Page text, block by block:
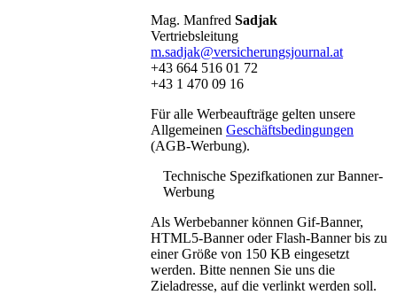
Mag. Manfred Sadjak
Vertriebsleitung
m.sadjak@versicherungsjournal.at
+43 664 516 01 72
+43 1 470 09 16
Für alle Werbeaufträge gelten unsere
Allgemeinen Geschäftsbedingungen
(AGB-Werbung).
Technische Spezifkationen zur Banner-
Werbung
Als Werbebanner können Gif-Banner,
HTML5-Banner oder Flash-Banner bis zu
einer Größe von 150 KB eingesetzt
werden. Bitte nennen Sie uns die
Zieladresse, auf die verlinkt werden soll.